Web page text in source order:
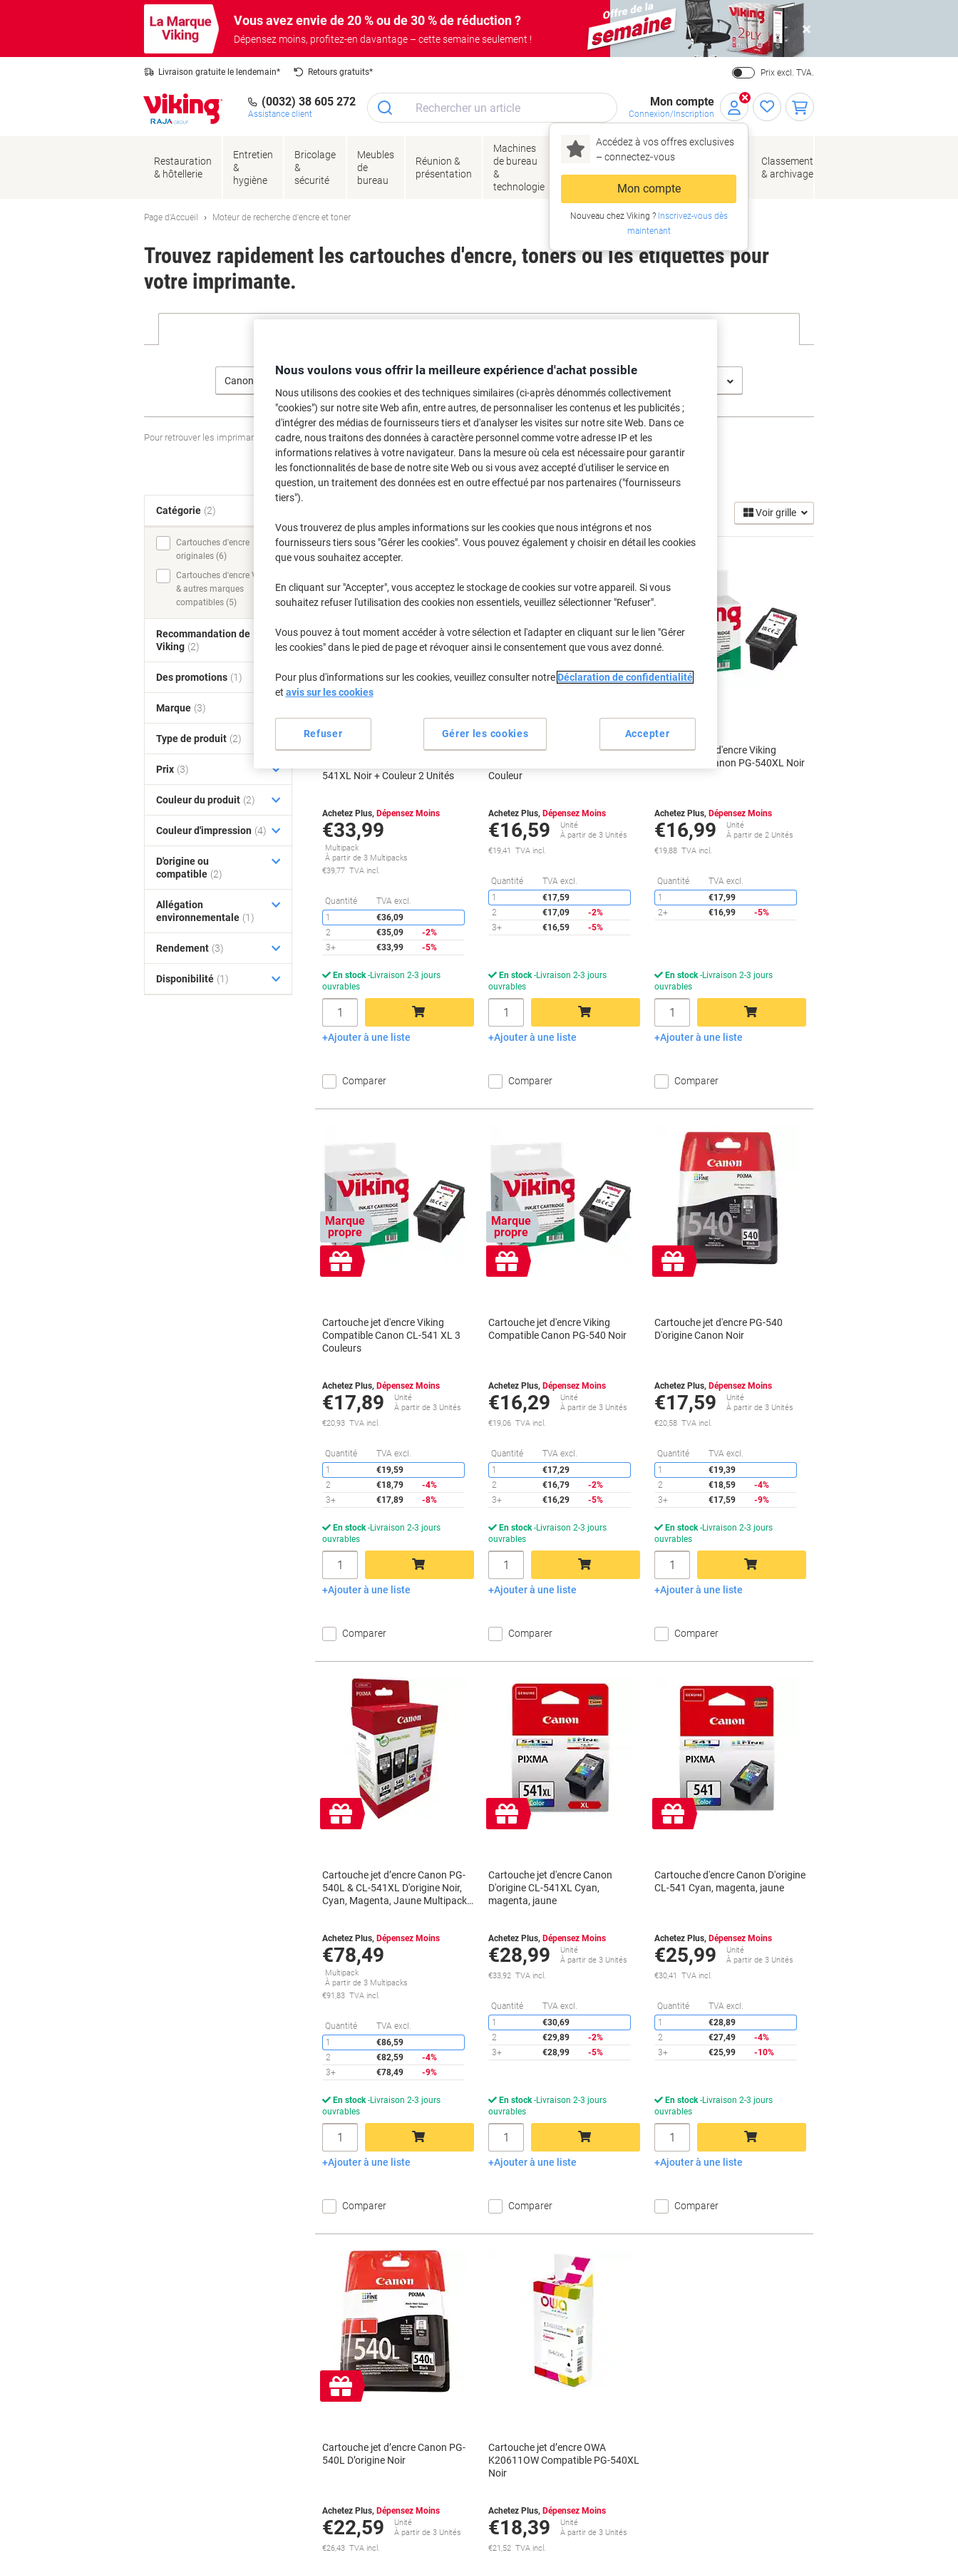
Vous avez envie de 20 % ou de 30 % de réduction ?
Dépensez moins, profitez-en davantage – cette semaine seulement !
Close
Livraison gratuite le lendemain* Retours gratuits* Prix excl. TVA.
(0032) 38 605 272
Assistance client
Mon compte
Connexion/Inscription
Accédez à vos offres exclusives
– connectez‑vous
Mon compte
Nouveau chez Viking ?Inscrivez-vous dès
maintenant
Restauration
& hôtellerie
Entretien
&
hygiène
Bricolage
&
sécurité
Meubles
de
bureau
Réunion &
présentation
Machines
de bureau
&
technologie
Encres
Papier,
enveloppes
&
emballage
de bureau
Classement
& archivage
Page d'Accueil Moteur de recherche d'encre et toner
Trouvez rapidement les cartouches d'encre, toners ou les étiquettes pour
votre imprimante.
Canon
Pour retrouver les imprimantes listées et/ou les cartouches précédemment achetéesSe connecter
Canon Pixma MG 3650 S (white) (11)
Voir grille
Marque
propre
gratuit
Multipack
Cartouche jet d'encre Viking
541XL Noir + Couleur 2 Unités
Achetez Plus, Dépensez Moins
€33,99
Multipack
À partir de 3 Multipacks
€39,77 TVA incl.
Quantité TVA excl.
Économies
1
€36,09
2
€35,09
-2%
3+
€33,99 -5%
En stock Livraison 2-3 jours
ouvrables
Quantité
Ajouter au panier
Ajouter à une liste
Comparer
Marque
Cadeau
Cartouche jet d'encre Viking
Couleur
Achetez Plus, Dépensez Moins
€16,59
Unité
À partir de 3 Unités
€19,41 TVA incl.
Quantité TVA excl.
Économies
1
€17,59
2
€17,09
-2%
3+
€16,59 -5%
En stock Livraison 2-3 jours
ouvrables
Quantité
Ajouter au panier
Ajouter à une liste
Comparer
Marque
Cadeau
Cartouche jet d'encre Viking
Compatible Canon PG-540XL Noir
Achetez Plus, Dépensez Moins
€16,99
Unité
À partir de 2 Unités
€19,88 TVA incl.
Quantité TVA excl.
1
€17,99
2+
€16,99 -5%
En stock Livraison 2-3 jours
ouvrables
Quantité
Ajouter au panier
Ajouter à une liste
Comparer
Marque
propre
Cadeau
gratuit
Cartouche jet d'encre Viking
Compatible Canon CL-541 XL 3
Couleurs
Achetez Plus, Dépensez Moins
€17,89
Unité
À partir de 3 Unités
€20,93 TVA incl.
Quantité TVA excl.
Économies
1
€19,59
2
€18,79
-4%
3+
€17,89 -8%
En stock Livraison 2-3 jours
ouvrables
Quantité
Ajouter au panier
Ajouter à une liste
Comparer
Marque
propre
Cadeau
gratuit
Cartouche jet d'encre Viking
Compatible Canon PG-540 Noir
Achetez Plus, Dépensez Moins
€16,29
Unité
À partir de 3 Unités
€19,06 TVA incl.
Quantité TVA excl.
Économies
1
€17,29
2
€16,79
-2%
3+
€16,29 -5%
En stock Livraison 2-3 jours
ouvrables
Quantité
Ajouter au panier
Ajouter à une liste
Comparer
Cadeau
gratuit
Cartouche jet d'encre PG-540
D'origine Canon Noir
Achetez Plus, Dépensez Moins
€17,59
Unité
À partir de 3 Unités
€20,58 TVA incl.
Quantité TVA excl.
1
€19,39
2
€18,59
-4%
3+
€17,59 -9%
En stock Livraison 2-3 jours
ouvrables
Quantité
Ajouter au panier
Ajouter à une liste
Comparer
Cadeau
gratuit
Cartouche jet d’encre Canon PG-
540L & CL-541XL D'origine Noir,
Cyan, Magenta, Jaune Multipack
Achetez Plus, Dépensez Moins
€78,49
Multipack
À partir de 3 Multipacks
€91,83 TVA incl.
Quantité TVA excl.
Économies
1
€86,59
2
€82,59
-4%
3+
€78,49 -9%
En stock Livraison 2-3 jours
ouvrables
Quantité
Ajouter au panier
Ajouter à une liste
Comparer
Cadeau
gratuit
Cartouche jet d'encre Canon
D'origine CL-541XL Cyan,
magenta, jaune
Achetez Plus, Dépensez Moins
€28,99
Unité
À partir de 3 Unités
€33,92 TVA incl.
Quantité TVA excl.
Économies
1
€30,69
2
€29,89
-2%
3+
€28,99 -5%
En stock Livraison 2-3 jours
ouvrables
Quantité
Ajouter au panier
Ajouter à une liste
Comparer
Cadeau
gratuit
Cartouche d'encre Canon D'origine
CL-541 Cyan, magenta, jaune
Achetez Plus, Dépensez Moins
€25,99
Unité
À partir de 3 Unités
€30,41 TVA incl.
Quantité TVA excl.
1
€28,89
2
€27,49
-4%
3+
€25,99 -10%
En stock Livraison 2-3 jours
ouvrables
Quantité
Ajouter au panier
Ajouter à une liste
Comparer
Cadeau
gratuit
Cartouche jet d’encre Canon PG-
540L D’origine Noir
Achetez Plus, Dépensez Moins
€22,59
Unité
À partir de 3 Unités
€26,43 TVA incl.
Cartouche jet d’encre OWA
K20611OW Compatible PG-540XL
Noir
Achetez Plus, Dépensez Moins
€18,39
Unité
À partir de 3 Unités
€21,52 TVA incl.
Catégorie (2)
Cartouches d'encre
originales (6)
Cartouches d'encre Viking
& autres marques
compatibles (5)
Recommandation de
Viking (2)
Des promotions (1)
Marque (3)
Type de produit (2)
Prix (3)
Couleur du produit (2)
Couleur d'impression (4)
D'origine ou
compatible (2)
Allégation
environnementale (1)
Rendement (3)
Disponibilité (1)
Nous voulons vous offrir la meilleure expérience d'achat possible
Nous utilisons des cookies et des techniques similaires (ci-après dénommés collectivement
"cookies") sur notre site Web afin, entre autres, de personnaliser les contenus et les publicités ;
d'intégrer des médias de fournisseurs tiers et d'analyser les visites sur notre site Web. Dans ce
cadre, nous traitons des données à caractère personnel comme votre adresse IP et les
informations relatives à votre navigateur. Dans la mesure où cela est nécessaire pour garantir
les fonctionnalités de base de notre site Web ou si vous avez accepté d'utiliser le service en
question, un traitement des données est en outre effectué par nos partenaires ("fournisseurs
tiers").
Vous trouverez de plus amples informations sur les cookies que nous intégrons et nos
fournisseurs tiers sous "Gérer les cookies". Vous pouvez également y choisir en détail les cookies
que vous souhaitez accepter.
En cliquant sur "Accepter", vous acceptez le stockage de cookies sur votre appareil. Si vous
souhaitez refuser l'utilisation des cookies non essentiels, veuillez sélectionner "Refuser".
Vous pouvez à tout moment accéder à votre sélection et l'adapter en cliquant sur le lien "Gérer
les cookies" dans le pied de page et révoquer ainsi le consentement que vous avez donné.
Pour plus d'informations sur les cookies, veuillez consulter notre Déclaration de confidentialité
et avis sur les cookies
Gérer les cookies
Refuser Accepter